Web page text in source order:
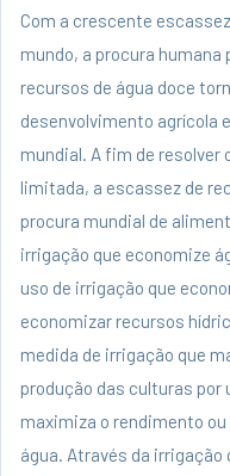
Com a crescente
mundo, a procura
recursos de água doce
desenvolvimento agrícola
mundial. A fim de resolver
limitada, a escassez de
procura mundial de
irrigação que economize
uso de irrigação que
economizar recursos
medida de irrigação que
produção das culturas por
maximiza o rendimento
água. Através da irrigação